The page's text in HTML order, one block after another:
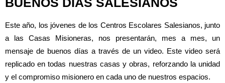
Este año, los jóvenes de los Centros Escolares Salesianos, junto
a las Casas Misioneras, nos presentarán, mes a mes, un
mensaje de buenos días a través de un video. Este video será
replicado en todas nuestras casas y obras, reforzando la unidad
y el compromiso misionero en cada uno de nuestros espacios.